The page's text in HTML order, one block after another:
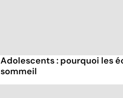
Adolescents : pourquoi les
sommeil